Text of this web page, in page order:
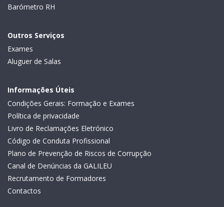
Barómetro RH
Outros Serviços
Exames
Aluguer de Salas
Informações Úteis
Condições Gerais: Formação e Exames
Política de privacidade
Livro de Reclamações Eletrónico
Código de Conduta Profissional
Plano de Prevenção de Riscos de Corrupção
Canal de Denúncias da GALILEU
Recrutamento de Formadores
Contactos